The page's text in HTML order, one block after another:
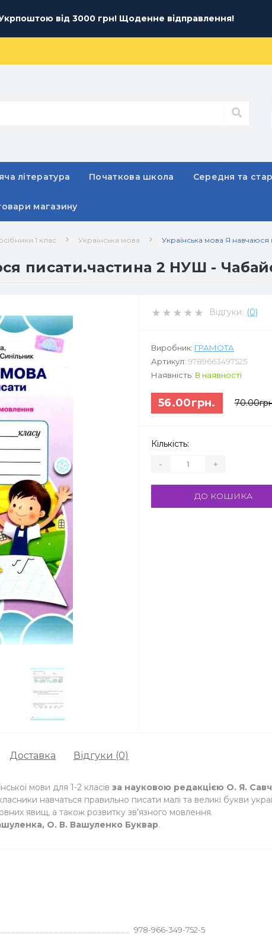
від 3000 грн! Щоденне відправлення!
література Початкова школа Середня та
магазину
1 клас Українська мова Українська мова Я
писати.частина 2 НУШ -
Відгуки: (0)
Виробник: ГРАМОТА
Артикул: 9789663497525
Наявність: В наявності
56.00грн.
Кількість:
- +
ДО КОШИКА
Доставка Відгуки (0)
мови для 1-2 класів за науковою редакцією О. Я.
навчаться правильно писати малі та великі букви
явищ, а також розвитку зв’язного мовлення.
О. В. Вашуленко Буквар.
978-966-349-752-5